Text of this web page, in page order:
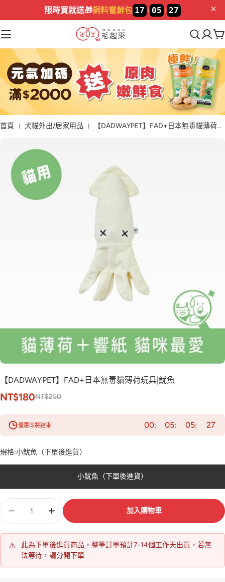
限時買就送🎁飼料嘗鮮包 17 : 05 : 26
購
物
車
首頁 犬貓外出/居家用品 【DADWAYPET】FAD+日本無毒貓薄荷玩具|魷魚
【DADWAYPET】FAD+日本無毒貓薄荷玩具|魷魚
NT$180NT$250
優惠即將結束 00 05 05 26
規格:小魷魚（下單後進貨）
小魷魚（下單後進貨）
加入購物車
⚠️
此為下單後進貨商品，整筆訂單預計7-14個工作天出貨，若無
法等待，請分開下單